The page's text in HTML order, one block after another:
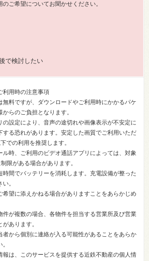
ご希望についてお聞かせください。
で検討したい
利用時の注意事項
料ですが、ダウンロードやご利用時にかかるパケ
らのご負担となります。
設定により、音声の途切れや画像表示が不安定に
する恐れがあります。安定した画質でご利用いただ
での利用を推奨します。
時、ご利用のビデオ通話アプリによっては、対象
限がある場合があります。
間でバッテリーを消耗します。充電設備が整った
。
希望に添えかねる場合がありますことをあらかじめ
件が複数の場合、各物件を担当する営業所及び営業
あります。
者から個別に連絡が入る可能性があることをあらか
報は、このサービスを提供する近鉄不動産の個人情